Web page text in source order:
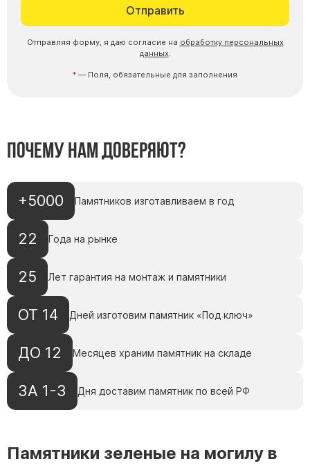
Цоколь из гранита
Ограды из гранита
Ограды из чугуна
Столбы для ограды чугун
Тротуарная плитка
Вазы полимерные
Венки
Скульптуры в полный рост
Барельефы
Отправить
Отправляя форму, я даю согласие на обработку персональных
данных.
— Поля, обязательные для заполнения
Почему нам доверяют?
+5000 Памятников изготавливаем в год
22 Года на рынке
25 Лет гарантия на монтаж и памятники
ОТ 14 Дней изготовим памятник «Под ключ»
ДО 12 Месяцев храним памятник на складе
ЗА 1-3 Дня доставим памятник по всей РФ
Памятники зеленые на могилу в